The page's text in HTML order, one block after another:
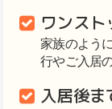
ワンス
家族のよう
行やご入居
入居後ま